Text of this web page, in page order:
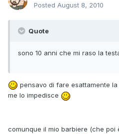
Posted August 8, 2010
Quote
sono 10 anni che mi raso la
pensavo di fare esattamente
me lo impedisce
comunque il mio barbiere (che poi